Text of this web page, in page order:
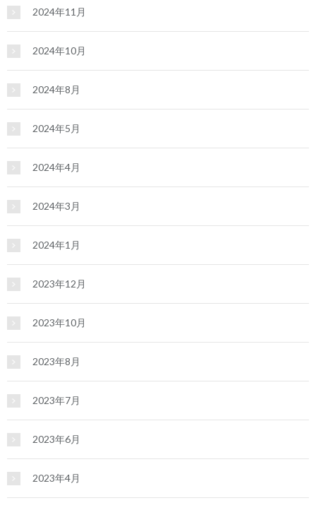
2024年11月
2024年10月
2024年8月
2024年5月
2024年4月
2024年3月
2024年1月
2023年12月
2023年10月
2023年8月
2023年7月
2023年6月
2023年4月